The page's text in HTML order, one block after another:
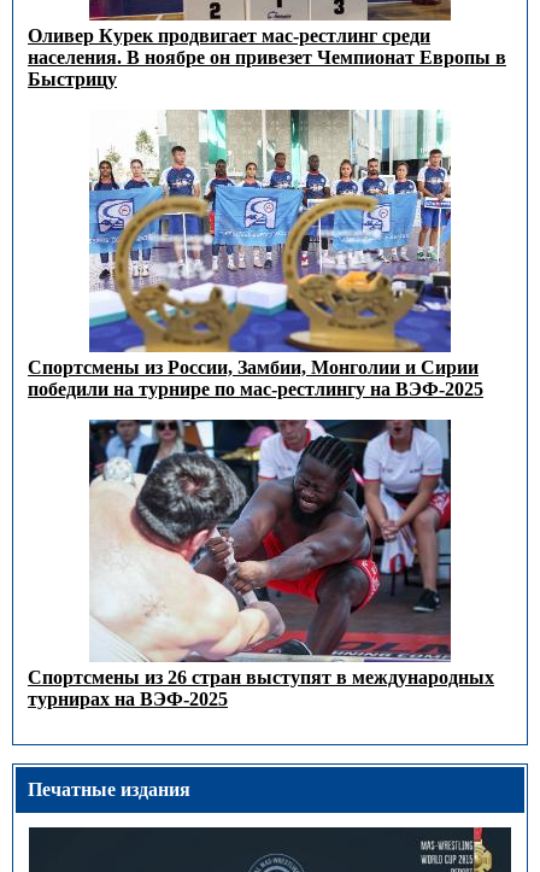
Оливер Курек продвигает мас-рестлинг среди
населения. В ноябре он привезет Чемпионат Европы в
Быстрицу
Спортсмены из России, Замбии, Монголии и Сирии
победили на турнире по мас-рестлингу на ВЭФ-2025
Спортсмены из 26 стран выступят в международных
турнирах на ВЭФ-2025
Печатные издания